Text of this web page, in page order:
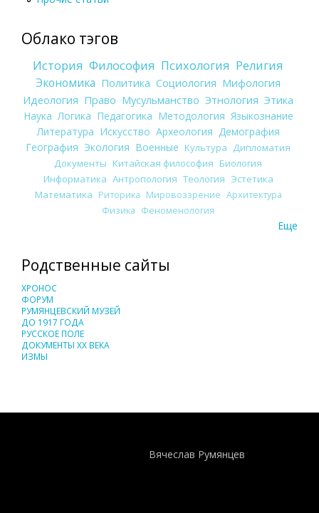
Облако тэгов
История Философия Психология Религия
Экономика Политика Социология Мифология
Идеология Право Мусульманство Этнология Этика
Наука Логика Педагогика Методология Языкознание
Литература Искусство Археология Демография
География Экология Военные Культура
Дипломатия
Документы Китайская философия Биология
Информатика Антропология Теология Эстетика
Математика Риторика Мировоззрение Архитектура
Физика Феноменология
Еще
Родственные сайты
ХРОНОС
ФОРУМ
РУМЯНЦЕВСКИЙ МУЗЕЙ
ДО 1917 ГОДА
РУССКОЕ ПОЛЕ
ДОКУМЕНТЫ XX ВЕКА
ИЗМЫ
Вячеслав Румянцев